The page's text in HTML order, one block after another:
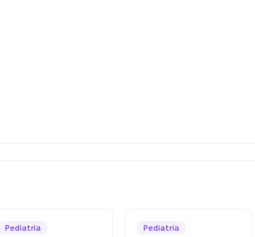
Pediatria Pediatria